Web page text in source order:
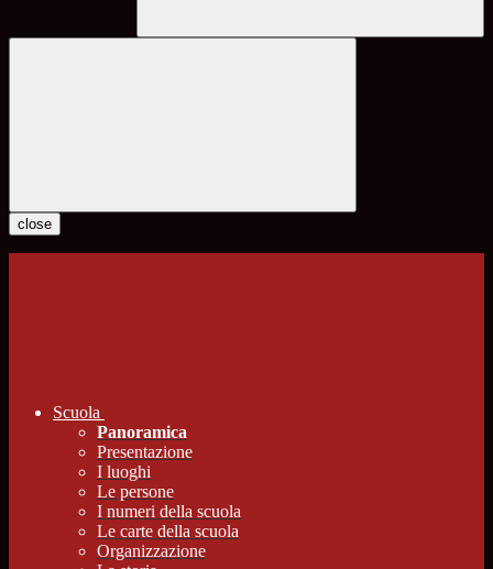
close
Scuola
Panoramica
Presentazione
I luoghi
Le persone
I numeri della scuola
Le carte della scuola
Organizzazione